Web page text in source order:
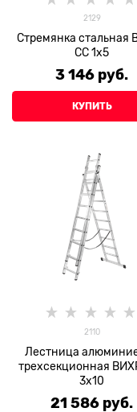
2129
Стремянка стальная
СС 1х5
3 146 руб.
КУПИТЬ
2110
Лестница
трехсекционная
3х10
21 586 руб.